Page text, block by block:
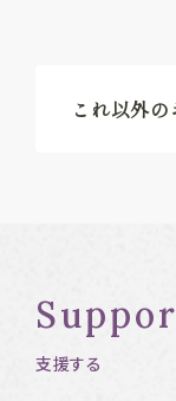
これ以外
支援する